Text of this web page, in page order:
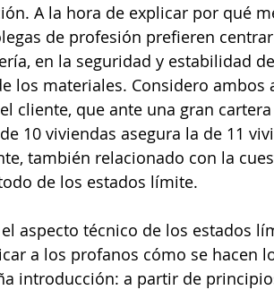
A la hora de explicar por qué
de profesión prefieren
en la seguridad y estabilidad
los materiales. Considero ambos
cliente, que ante una gran
10 viviendas asegura la de 11
también relacionado con la
de los estados límite.
aspecto técnico de los estados
a los profanos cómo se hacen
introducción: a partir de